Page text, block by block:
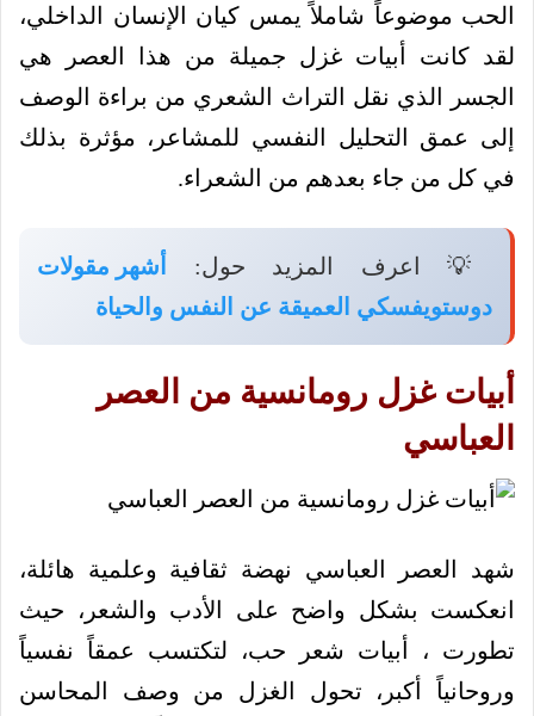
الحب موضوعاً شاملاً يمس كيان الإنسان الداخلي،
لقد كانت أبيات غزل جميلة من هذا العصر هي
الجسر الذي نقل التراث الشعري من براءة الوصف
إلى عمق التحليل النفسي للمشاعر، مؤثرة بذلك
في كل من جاء بعدهم من الشعراء.
💡 اعرف المزيد حول:
أشهر مقولات
دوستويفسكي العميقة عن النفس والحياة
أبيات غزل رومانسية من العصر
العباسي
شهد العصر العباسي نهضة ثقافية وعلمية هائلة،
انعكست بشكل واضح على الأدب والشعر، حيث
تطورت ، أبيات شعر حب، لتكتسب عمقاً نفسياً
وروحانياً أكبر، تحول الغزل من وصف المحاسن